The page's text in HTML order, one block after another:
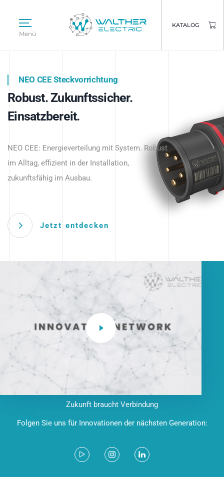
Menü
KATALOG
Intelligente Stromverteilung
beginnt hier.
NEO CEE Steckvorrichtung
Robust. Zukunftssicher.
Einsatzbereit.
NEO CEE: Energieverteilung mit System. Robust
im Alltag, effizient in der Installation,
zukunftsfähig im Ausbau.
Jetzt entdecken
Intelligenz trifft Energie.
Anwendungen – robust, IP-geschützt und
zukunftsfähig.
Zukunft braucht Verbindung
Folgen Sie uns für Innovationen der nächsten Generation: